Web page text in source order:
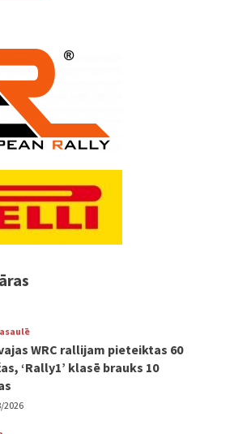
WRC rallijam pieteiktas 60
‘Rally1’ klasē brauks 10
2026